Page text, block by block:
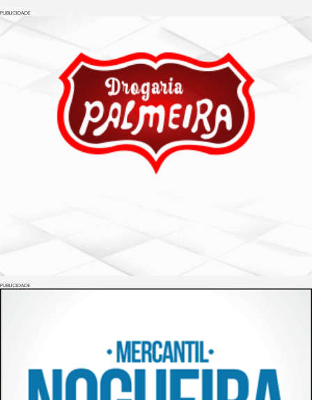
PUBLICIDADE
PUBLICIDADE